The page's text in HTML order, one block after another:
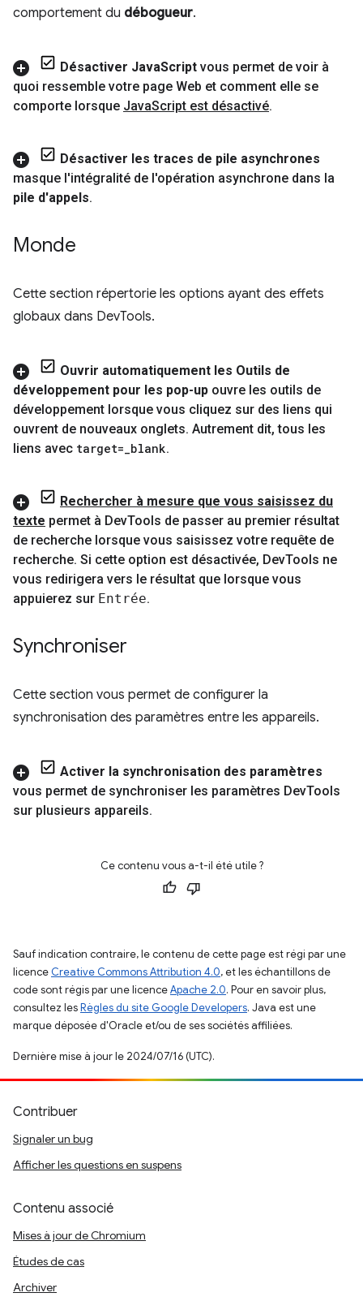
comportement du débogueur.
Désactiver JavaScript vous permet de voir à
quoi ressemble votre page Web et comment elle se
comporte lorsque JavaScript est désactivé.
Désactiver les traces de pile asynchrones
masque l'intégralité de l'opération asynchrone dans la
pile d'appels.
Monde
Cette section répertorie les options ayant des effets
globaux dans DevTools.
Ouvrir automatiquement les Outils de
développement pour les pop-up ouvre les outils de
développement lorsque vous cliquez sur des liens qui
ouvrent de nouveaux onglets. Autrement dit, tous les
liens avec target=_blank.
Rechercher à mesure que vous saisissez du
texte permet à DevTools de passer au premier résultat
de recherche lorsque vous saisissez votre requête de
recherche. Si cette option est désactivée, DevTools ne
vous redirigera vers le résultat que lorsque vous
appuierez sur Entrée.
Synchroniser
Cette section vous permet de configurer la
synchronisation des paramètres entre les appareils.
Activer la synchronisation des paramètres
vous permet de synchroniser les paramètres DevTools
sur plusieurs appareils.
Ce contenu vous a-t-il été utile ?
Sauf indication contraire, le contenu de cette page est régi par une
licence Creative Commons Attribution 4.0, et les échantillons de
code sont régis par une licenceApache 2.0. Pour en savoir plus,
consultez lesRègles du site Google Developers. Java est une
marque déposée d'Oracle et/ou de ses sociétés affiliées.
Dernière mise à jour le 2024/07/16 (UTC).
Contribuer
Signaler un bug
Afficher les questions en suspens
Contenu associé
Mises à jour de Chromium
Études de cas
Archiver